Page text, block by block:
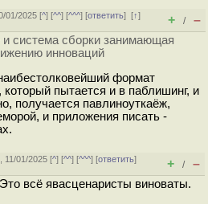
01/2025 [^] [^^] [^^^] [ответить][↑]
+ / –
система сборки занимающая
инноваций
формат
который пытается и в паблишинг, и
получается павлиноуткаёж,
и приложения писать -
11/01/2025 [^] [^^] [^^^] [ответить]
+ / –
всё явасценаристы виноваты.